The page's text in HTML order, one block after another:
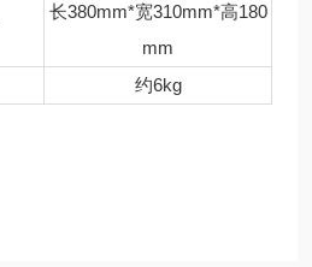
长380mm*宽310mm*高180
mm
约6kg